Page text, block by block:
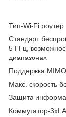
Тип-Wi-Fi роутер
Стандарт
5 ГГц,
диапазонах
Поддержка
Макс. скорость
Защита
Коммутатор-